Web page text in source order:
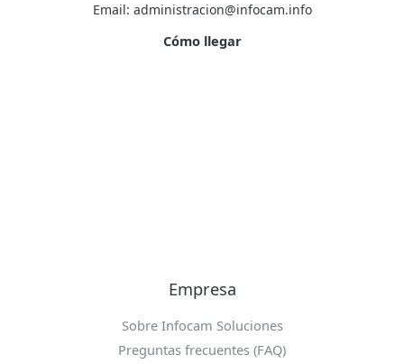
Email: administracion@infocam.info
Cómo llegar
Empresa
Sobre Infocam Soluciones
Preguntas frecuentes (FAQ)